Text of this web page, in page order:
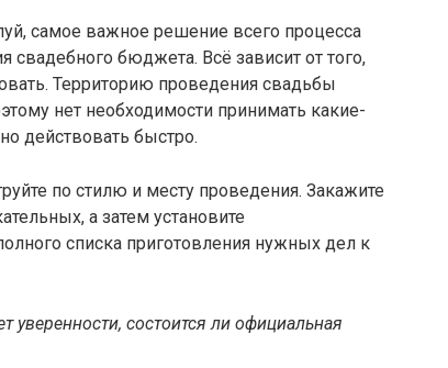
самое важное решение всего процесса
свадебного бюджета. Всё зависит от того,
Территорию проведения свадьбы
нет необходимости принимать какие-
действовать быстро.
по стилю и месту проведения. Закажите
а затем установите
списка приготовления нужных дел к
уверенности, состоится ли официальная